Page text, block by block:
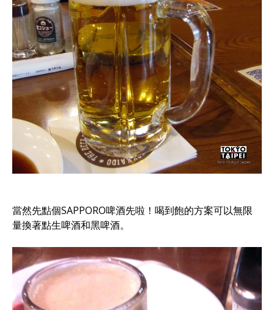
當然先點個SAPPORO啤酒先啦！喝到飽的方案可以無限
量換著點生啤酒和黑啤酒。